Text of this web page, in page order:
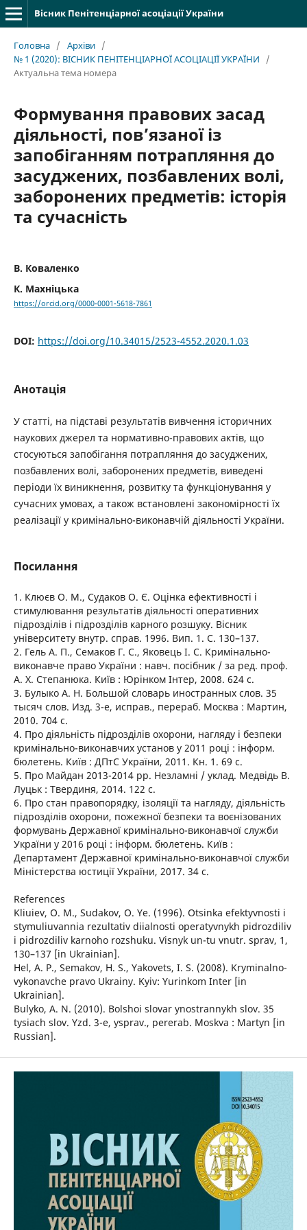
Вісник Пенітенціарної асоціації України
Головна / Архіви /
№ 1 (2020): ВІСНИК ПЕНІТЕНЦІАРНОЇ АСОЦІАЦІЇ УКРАЇНИ
/
Актуальна тема номера
Формування правових засад
діяльності, пов’язаної із
запобіганням потрапляння до
засуджених, позбавлених волі,
заборонених предметів: історія
та сучасність
В. Коваленко
К. Махніцька
https://orcid.org/0000-0001-5618-7861
DOI: https://doi.org/10.34015/2523-4552.2020.1.03
Анотація
У статті, на підставі результатів вивчення історичних
наукових джерел та нормативно-правових актів, що
стосуються запобігання потрапляння до засуджених,
позбавлених волі, заборонених предметів, виведені
періоди їх виникнення, розвитку та функціонування у
сучасних умовах, а також встановлені закономірності їх
реалізації у кримінально-виконавчій діяльності України.
Посилання
1. Клюєв О. М., Судаков О. Є. Оцінка ефективності і
стимулювання результатів діяльності оперативних
підрозділів і підрозділів карного розшуку. Вісник
університету внутр. справ. 1996. Вип. 1. С. 130–137.
2. Гель А. П., Семаков Г. С., Яковець І. С. Кримінально-
виконавче право України : навч. посібник / за ред. проф.
А. Х. Степанюка. Київ : Юрінком Інтер, 2008. 624 с.
3. Булыко А. Н. Большой словарь иностранных слов. 35
тысяч слов. Изд. 3-е, исправ., перераб. Москва : Мартин,
2010. 704 с.
4. Про діяльність підрозділів охорони, нагляду і безпеки
кримінально-виконавчих установ у 2011 році : інформ.
бюлетень. Київ : ДПтС України, 2011. Кн. 1. 69 с.
5. Про Майдан 2013-2014 рр. Незламні / уклад. Медвідь В.
Луцьк : Твердиня, 2014. 122 с.
6. Про стан правопорядку, ізоляції та нагляду, діяльність
підрозділів охорони, пожежної безпеки та воєнізованих
формувань Державної кримінально-виконавчої служби
України у 2016 році : інформ. бюлетень. Київ :
Департамент Державної кримінально-виконавчої служби
Міністерства юстиції України, 2017. 34 с.
References
Kliuiev, O. M., Sudakov, O. Ye. (1996). Otsinka efektyvnosti i
stymuliuvannia rezultativ diialnosti operatyvnykh pidrozdiliv
i pidrozdiliv karnoho rozshuku. Visnyk un-tu vnutr. sprav, 1,
130–137 [in Ukrainian].
Hel, A. P., Semakov, H. S., Yakovets, I. S. (2008). Kryminalno-
vykonavche pravo Ukrainy. Kyiv: Yurinkom Inter [in
Ukrainian].
Bulyko, A. N. (2010). Bolshoi slovar ynostrannykh slov. 35
tysiach slov. Yzd. 3-e, ysprav., pererab. Moskva : Martyn [in
Russian].